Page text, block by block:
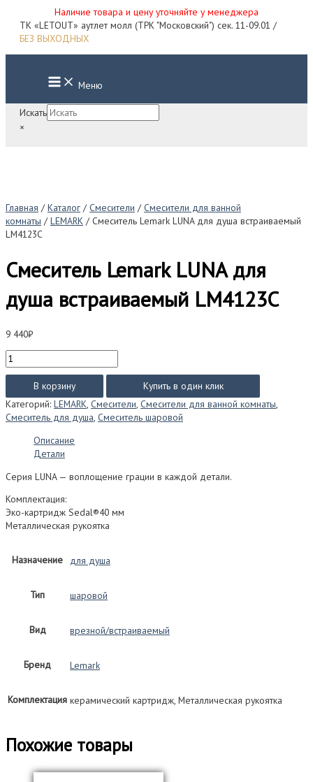
Наличие товара и цену уточняйте у менеджера
Перейти
ТК «LETOUT» аутлет молл (ТРК "Московский") сек. 11-09.01 /
БЕЗ ВЫХОДНЫХ
Main
Menu Меню
Искать
×
Главная / Каталог / Смесители / Смесители для ванной
комнаты / LEMARK / Смеситель Lemark LUNA для душа встраиваемый
LM4123C
Смеситель Lemark LUNA для
душа встраиваемый LM4123C
9 440₽
Количество
товара
Смеситель
Lemark
LUNA
для
встраиваемый
LM4123C
В корзину
Купить в один клик
Категорий: LEMARK, Смесители, Смесители для ванной комнаты,
Смеситель для душа, Смеситель шаровой
Описание
Детали
Серия LUNA — воплощение грации в каждой детали.
Комплектация:
Эко-картридж Sedal®40 мм
Металлическая рукоятка
Назначение для душа
Тип шаровой
Вид врезной/встраиваемый
Бренд Lemark
Комплектация керамический картридж, Металлическая рукоятка
Похожие товары